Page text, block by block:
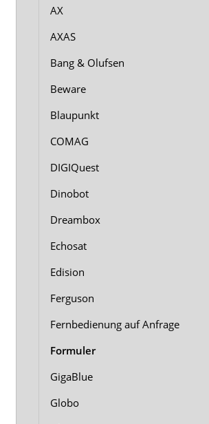
AX
AXAS
Bang & Olufsen
Beware
Blaupunkt
COMAG
DIGIQuest
Dinobot
Dreambox
Echosat
Edision
Ferguson
Fernbedienung auf Anfrage
Formuler
GigaBlue
Globo